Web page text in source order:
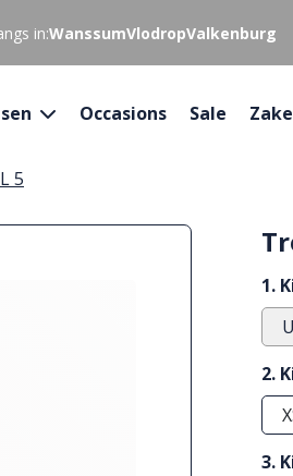
in:WanssumVlodropValkenburg
Occasions Sale
5
1.
2.
3.